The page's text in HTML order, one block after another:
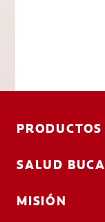
PRODUCTOS
SALUD
MISIÓN